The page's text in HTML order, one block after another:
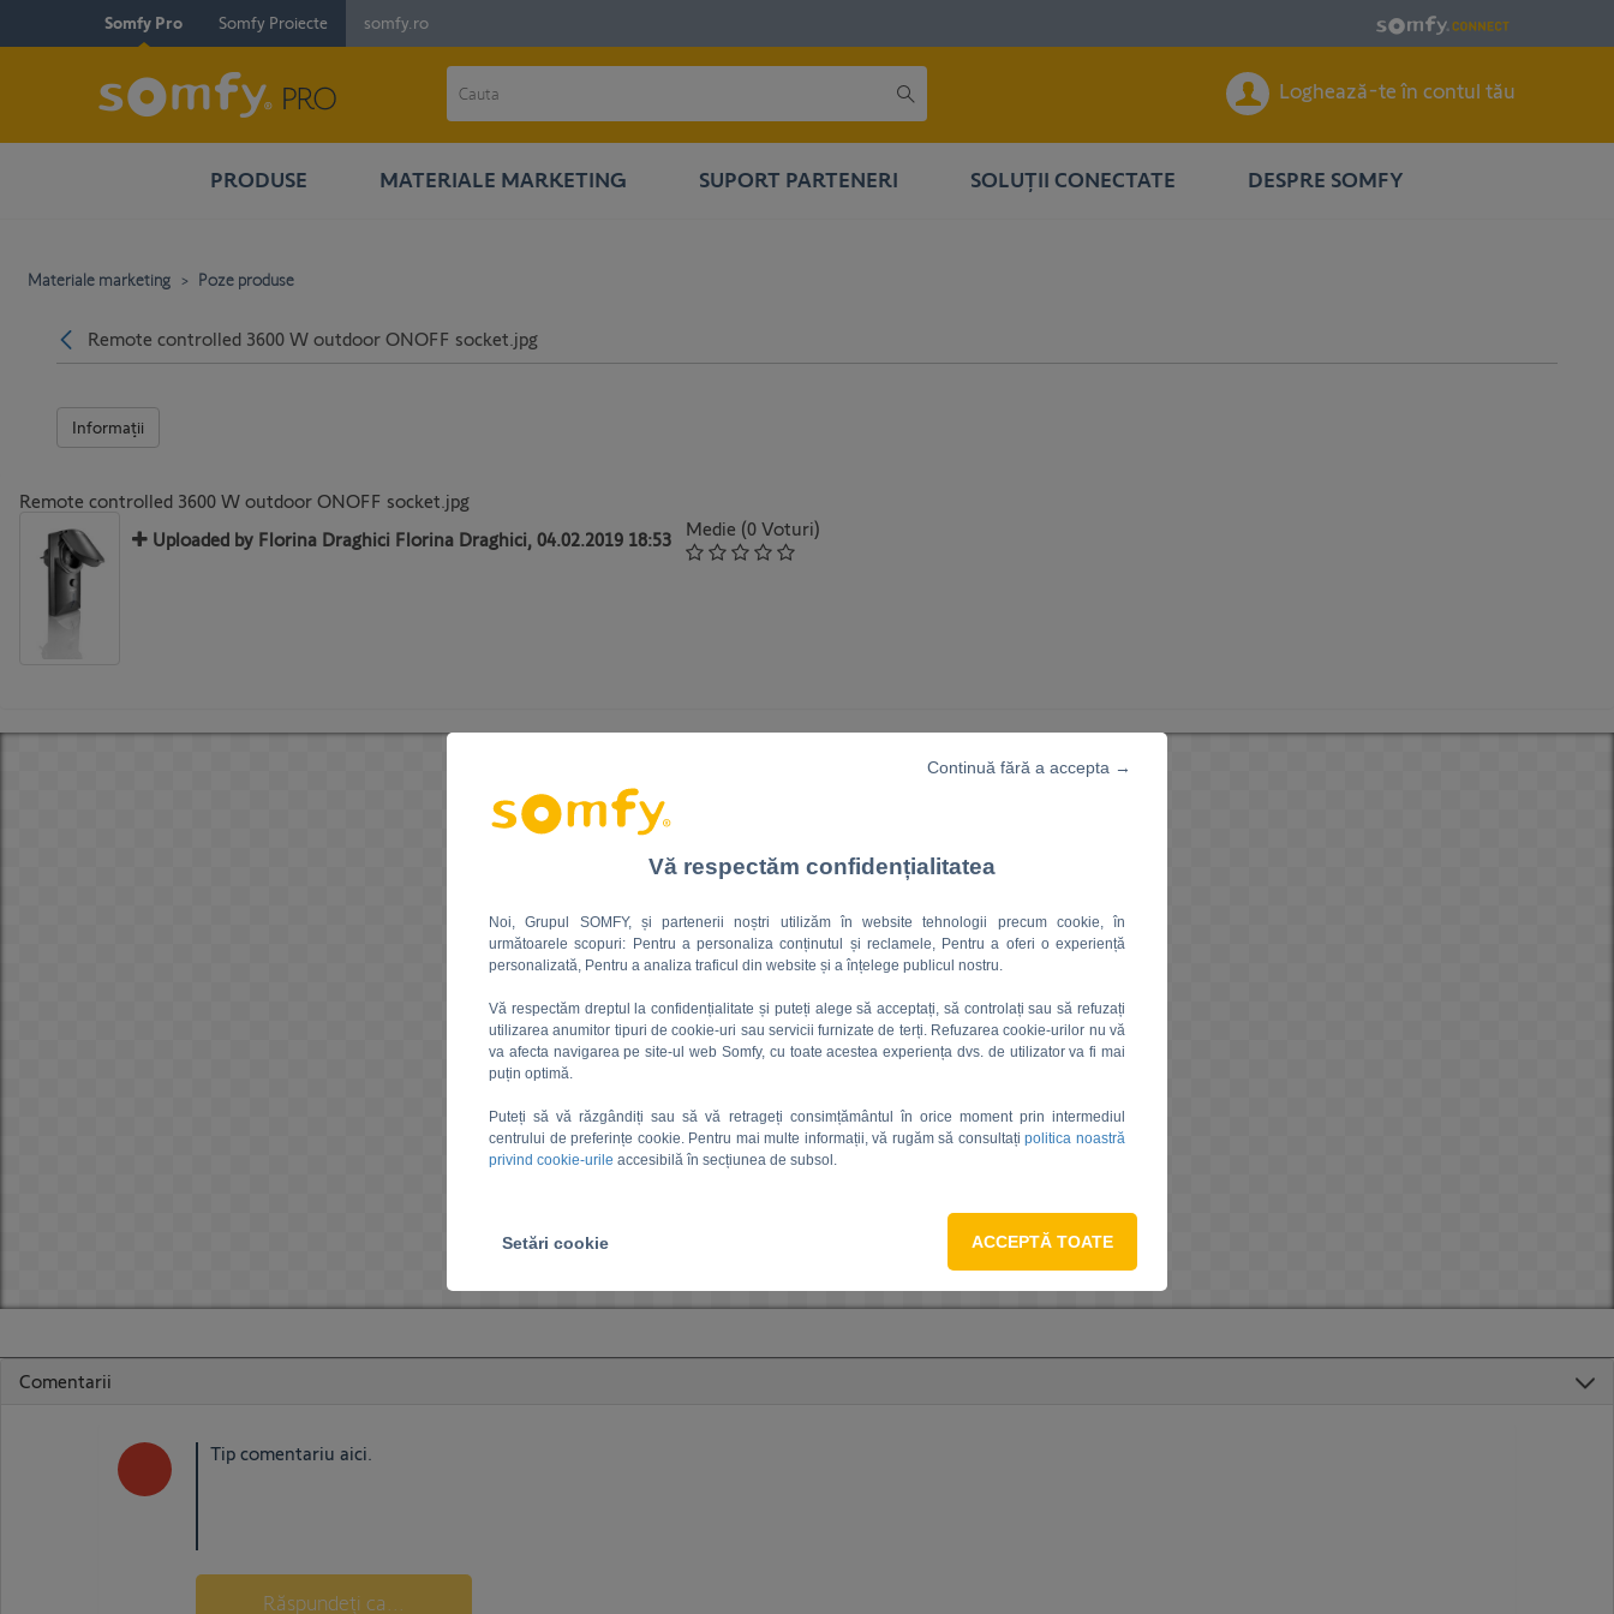
Somfy Pro Somfy Proiecte somfy.ro
Loghează-te în contul tău
PRODUSE MATERIALE MARKETING SUPORT PARTENERI SOLUȚII CONECTATE DESPRE SOMFY
Materiale marketing Poze produse
Înapoi
Remote controlled 3600 W outdoor ONOFF socket.jpg
Informaţii
Remote controlled 3600 W outdoor ONOFF socket.jpg
Uploaded by Florina Draghici Florina Draghici, 04.02.2019 18:53
Medie (0 Voturi)
Comentarii
Răspundeţi ca...
Vă respectăm confidențialitatea
Noi, Grupul SOMFY, și partenerii noștri utilizăm în website tehnologii precum cookie, în
următoarele scopuri: Pentru a personaliza conținutul și reclamele, Pentru a oferi o experiență
personalizată, Pentru a analiza traficul din website și a înțelege publicul nostru.
Vă respectăm dreptul la confidențialitate și puteți alege să acceptați, să controlați sau să refuzați
utilizarea anumitor tipuri de cookie-uri sau servicii furnizate de terți. Refuzarea cookie-urilor nu vă
va afecta navigarea pe site-ul web Somfy, cu toate acestea experiența dvs. de utilizator va fi mai
puțin optimă.
Puteți să vă răzgândiți sau să vă retrageți consimțământul în orice moment prin intermediul
centrului de preferințe cookie. Pentru mai multe informații, vă rugăm să consultațipolitica noastră
privind cookie-urile accesibilă în secțiunea de subsol.
Continuă fără a accepta →
ACCEPTĂ TOATE
Setări cookie